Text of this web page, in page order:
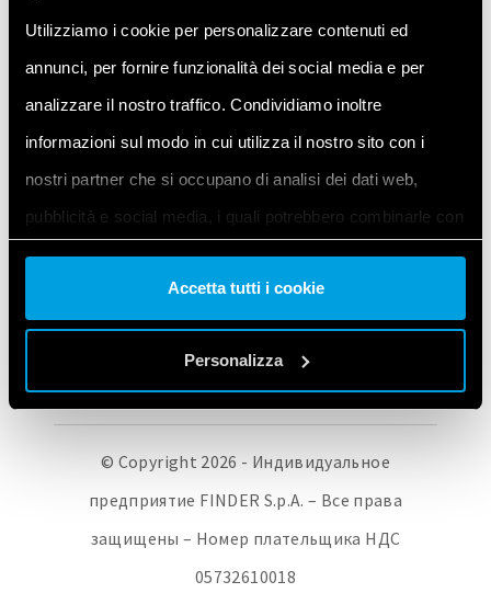
Utilizziamo i cookie per personalizzare contenuti ed
annunci, per fornire funzionalità dei social media e per
analizzare il nostro traffico. Condividiamo inoltre
informazioni sul modo in cui utilizza il nostro sito con i
nostri partner che si occupano di analisi dei dati web,
pubblicità e social media, i quali potrebbero combinarle con
altre informazioni che ha fornito loro o che hanno raccolto
dal suo utilizzo dei loro servizi. Acconsenta ai nostri cookie
se continua ad utilizzare il nostro sito web.
Accetta tutti i cookie
Personalizza
FINDER CORPORATE СЕТЬ ПРОДАЖ
ПОИСК ПРОДУКТОВ
СВЯЗАТЬСЯ С НАМИ
ПОЛИТИКЕ КОНФИДЕНЦИАЛЬНОСТИ
COOKIE POLICY
ИЗМЕНИТЬ НАСТРОЙКИ ФАЙЛОВ COOKIE / ОТОЗВАТЬ СВОЕ
© Copyright 2026 - Индивидуальное
предприятие FINDER S.p.A. – Все права
защищены – Номер плательщика НДС
05732610018